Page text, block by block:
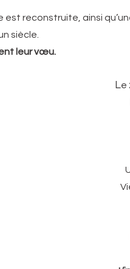
reconstruite, ainsi
siècle.
leur vœu.
Le